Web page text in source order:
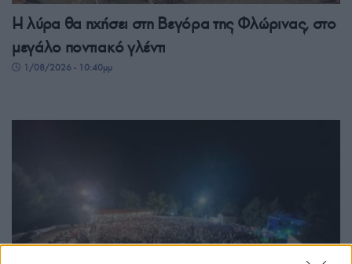
Η λύρα θα ηχήσει στη Βεγόρα της Φλώρινας, στο
μεγάλο ποντιακό γλέντι
1/08/2026 - 10:40μμ